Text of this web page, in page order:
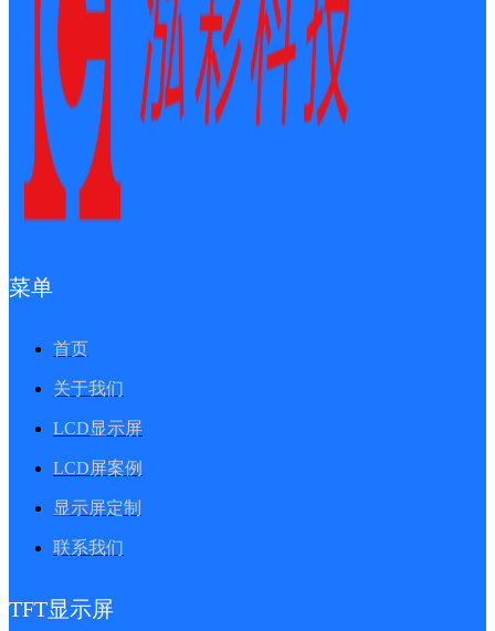
菜单
首页
关于我们
LCD显示屏
LCD屏案例
显示屏定制
联系我们
TFT显示屏